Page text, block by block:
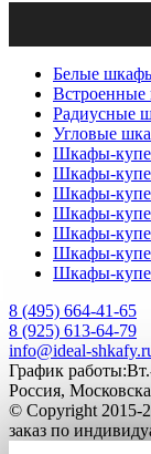
Белые
Радиусные
Угловые
Шкафы-
Шкафы-
Шкафы-купе
Шкафы-купе
Шкафы-купе
Шкафы-купе
Шкафы-купе
8 (495) 664-41-65
8 (925) 613-64-79
info@ideal-
График
Россия,
© Copyright 2015-
заказ по